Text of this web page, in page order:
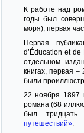
К работе над
годы был
моря), первая
Первая
d’Éducation et
отдельном
книгах, первая
были
22 ноября 1897
романа (68
был
путешествий».